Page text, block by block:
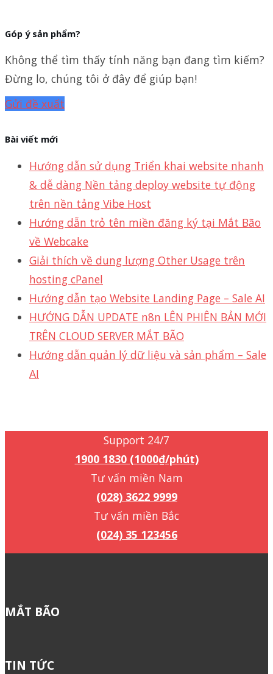
Góp ý sản phẩm?
Không thể tìm thấy tính năng bạn đang tìm kiếm?
Đừng lo, chúng tôi ở đây để giúp bạn!
Gửi đề xuất
Bài viết mới
Hướng dẫn sử dụng Triển khai website nhanh
& dễ dàng Nền tảng deploy website tự động
trên nền tảng Vibe Host
Hướng dẫn trỏ tên miền đăng ký tại Mắt Bão
về Webcake
Giải thích về dung lượng Other Usage trên
hosting cPanel
Hướng dẫn tạo Website Landing Page – Sale AI
HƯỚNG DẪN UPDATE n8n LÊN PHIÊN BẢN MỚI
TRÊN CLOUD SERVER MẮT BÃO
Hướng dẫn quản lý dữ liệu và sản phẩm – Sale
AI
Support 24/7
1900 1830 (1000₫/phút)
Tư vấn miền Nam
(028) 3622 9999
Tư vấn miền Bắc
(024) 35 123456
MẮT BÃO
TIN TỨC